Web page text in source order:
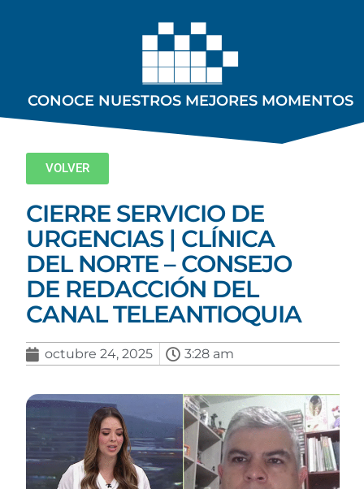
CONOCE NUESTROS MEJORES MOMENTOS
VOLVER
CIERRE SERVICIO DE
URGENCIAS | CLÍNICA
DEL NORTE – CONSEJO
DE REDACCIÓN DEL
CANAL TELEANTIOQUIA
octubre 24, 2025 3:28 am